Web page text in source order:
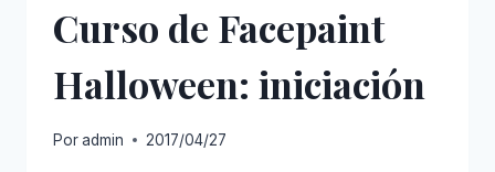
Curso de Facepaint
Halloween: iniciación
Poradmin 2017/04/27